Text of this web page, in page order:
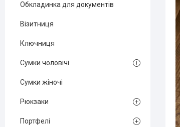
Обкладинка для документів
Візитниця
Ключниця
Сумки чоловічі
Сумки жіночі
Рюкзаки
Портфелі